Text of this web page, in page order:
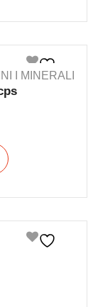
I MINERALI